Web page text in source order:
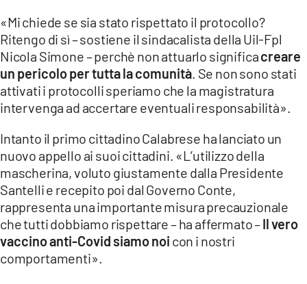
ANDROID
APPLE
«Mi chiede se sia stato rispettato il protocollo?
Ritengo di sì – sostiene il sindacalista della Uil-Fpl
Nicola Simone – perchè non attuarlo significacreare
un pericolo per tutta la comunità. Se non sono stati
attivati i protocolli speriamo che la magistratura
intervenga ad accertare eventuali responsabilità».
Intanto il primo cittadino Calabrese ha lanciato un
nuovo appello ai suoi cittadini. «L’utilizzo della
mascherina, voluto giustamente dalla Presidente
Santelli e recepito poi dal Governo Conte,
rappresenta una importante misura precauzionale
che tutti dobbiamo rispettare – ha affermato –Il vero
vaccino anti-Covid siamo noi con i nostri
comportamenti».